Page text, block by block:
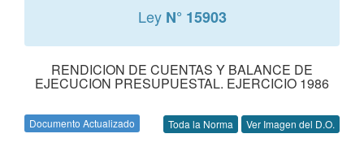
Ley N° 15903
RENDICION DE CUENTAS Y BALANCE DE
EJECUCION PRESUPUESTAL. EJERCICIO 1986
Documento Actualizado Toda la Norma Ver Imagen del D.O.